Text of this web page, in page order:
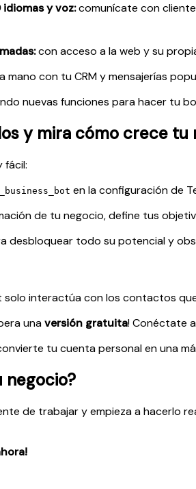
y voz:comunícate con
con acceso a la web y su
mano con tu CRM y mensajerías
nuevas funciones para hacer tu
y mira cómo crece tu
fácil:
en la configuración de
de tu negocio, define tus
desbloquear todo su potencial y
interactúa con los contactos
unaversión gratuita! Conéctate
tu cuenta personal en una
negocio?
de trabajar y empieza a hacerlo